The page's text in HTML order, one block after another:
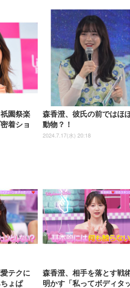
Sezlife オフィスチェア デスク
チェア 疲れない テレワーク
チェア 強化バックレスト 30
度ロッキング機能 人間工学 椅
子 腰サポート 90度跳ね上げ
式アームレスト 3Dヘッドレス
ト ハンガー付き 高反発クッシ
ョン PCチェア 通気性メッシ
ュ ゲーミング/勉強/事務用 お
しゃれ パソコンチェア (ブラ
ック)
￥7,680
Sezlife オフィ
チェア 疲れな
チェア 強化バ
ロッキング機能
腰サポート 90
ームレスト 3D
ハンガー付き
ン PCチェア 通
ゲーミング/勉
ゃれ パソコン
ト)
￥7,680
【純正品】27"ゲーミングモ
ニター DualSense 充電フッ
49,979
【整備済み品】Dell
E2724HS 27インチ
ニター フル
HD（1920×1080）VA
沢 HDMI/DisplayPort/
スピーカー内蔵 高
イベル VESA対応
ComfortView ビジネ
￥15,800
ネオ・ルーライフ ネオ・オム
ツ L 中型犬用 26枚入り 単品
￥1,800
Smart Basic(ス
ック) 【
Smart Basic ア
ペットシーツ
ワイド 100枚入
販売)
￥3,670
園祭楽
着ショ
森香澄、彼氏の前ではほ
動物？！
2024.7.17(水) 20:18
テクに
ょぱ
森香澄、相手を落とす戦
明かす「私ってボディタ